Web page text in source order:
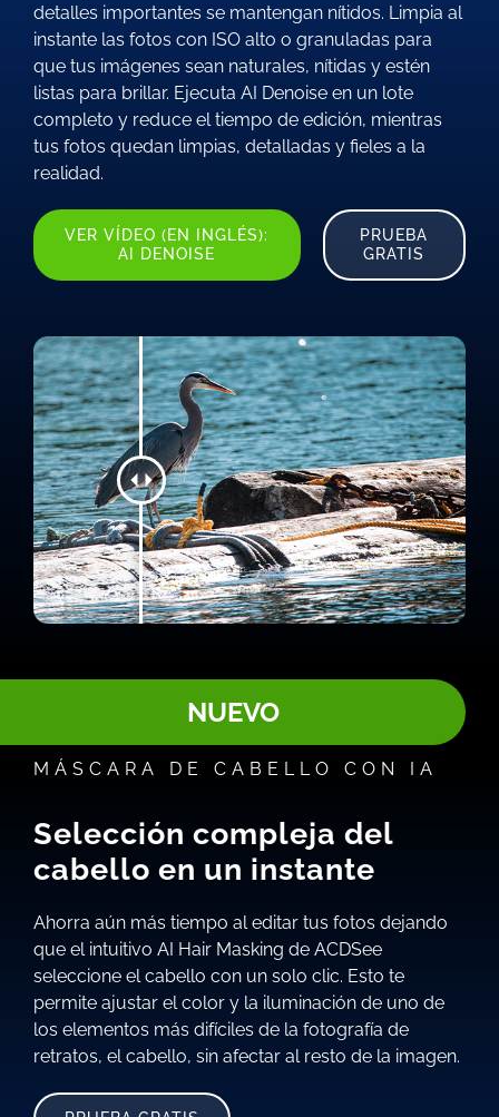
detalles importantes se mantengan nítidos. Limpia al
instante las fotos con ISO alto o granuladas para
que tus imágenes sean naturales, nítidas y estén
listas para brillar. Ejecuta AI Denoise en un lote
completo y reduce el tiempo de edición, mientras
tus fotos quedan limpias, detalladas y fieles a la
realidad.
VER VÍDEO (EN INGLÉS):
AI DENOISE
PRUEBA
GRATIS
NUEVO
MÁSCARA DE CABELLO CON IA
Selección compleja del
cabello en un instante
Ahorra aún más tiempo al editar tus fotos dejando
que el intuitivo AI Hair Masking de ACDSee
seleccione el cabello con un solo clic. Esto te
permite ajustar el color y la iluminación de uno de
los elementos más difíciles de la fotografía de
retratos, el cabello, sin afectar al resto de la imagen.